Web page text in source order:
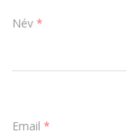
Név *
Email *